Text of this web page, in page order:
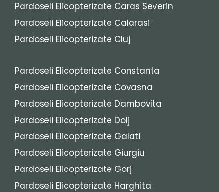
Pardoseli Elicopterizate Caras Severin
Pardoseli Elicopterizate Calarasi
Pardoseli Elicopterizate Cluj
Pardoseli Elicopterizate Constanta
Pardoseli Elicopterizate Covasna
Pardoseli Elicopterizate Dambovita
Pardoseli Elicopterizate Dolj
Pardoseli Elicopterizate Galati
Pardoseli Elicopterizate Giurgiu
Pardoseli Elicopterizate Gorj
Pardoseli Elicopterizate Harghita